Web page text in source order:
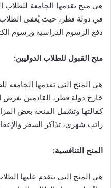
هي منح تقدمها الجامعة للطلاب
في دولة قطر، حيث يُعفى
دفع الرسوم الدراسية ورسوم
منح القبول للطلاب الدوليين:
هي المنح التي تقدمها الجامعة
خارج دولة قطر، القادمين بغرض
كفالتها وتشمل المنحة بعض
راتب شهري، تذاكر السفر
المنح التنافسية:
هي المنح التي يتقدم عليها